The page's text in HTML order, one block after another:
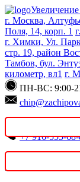
г. Москва,
Поля, 14, корп. 1
г. Химки, Ул.
стр. 19, район
Тамбов, бул.
километр, вл1 г.
ПН-ВС: 9:00-
+7 916-555-
Записаться онлайн
Поиск